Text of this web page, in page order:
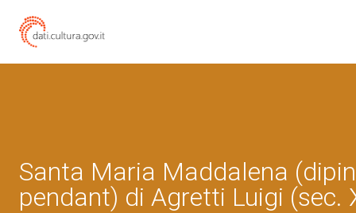
Santa Maria Maddalena
pendant) di Agretti Luigi (sec.